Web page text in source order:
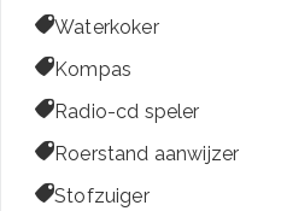
Waterkoker
Kompas
Radio-cd speler
Roerstand aanwijzer
Stofzuiger